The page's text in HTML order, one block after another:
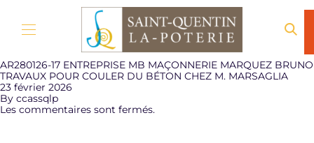
AR280126-17 ENTREPRISE MB MAÇONNERIE MARQUEZ BRUNO
TRAVAUX POUR COULER DU BÉTON CHEZ M. MARSAGLIA
23 février 2026
By ccassqlp
Les commentaires sont fermés.